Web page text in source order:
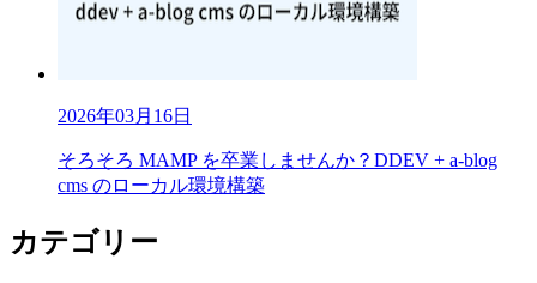
2026年03月16日
そろそろ MAMP を卒業しませんか？DDEV + a-blog
cms のローカル環境構築
カテゴリー